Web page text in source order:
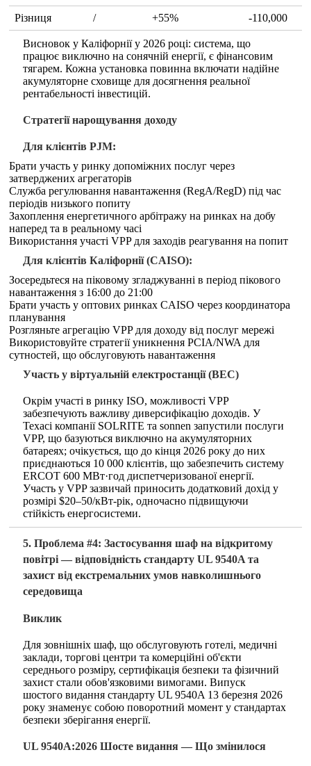
Різниця / +55% -110,000
Висновок у Каліфорнії у 2026 році: система, що
працює виключно на сонячній енергії, є фінансовим
тягарем. Кожна установка повинна включати надійне
акумуляторне сховище для досягнення реальної
рентабельності інвестицій.
Стратегії нарощування доходу
Для клієнтів PJM:
Брати участь у ринку допоміжних послуг через
затверджених агрегаторів
Служба регулювання навантаження (RegA/RegD) під час
періодів низького попиту
Захоплення енергетичного арбітражу на ринках на добу
наперед та в реальному часі
Використання участі VPP для заходів реагування на попит
Для клієнтів Каліфорнії (CAISO):
Зосередьтеся на піковому згладжуванні в період пікового
навантаження з 16:00 до 21:00
Брати участь у оптових ринках CAISO через координатора
планування
Розгляньте агрегацію VPP для доходу від послуг мережі
Використовуйте стратегії уникнення PCIA/NWA для
сутностей, що обслуговують навантаження
Участь у віртуальній електростанції (ВЕС)
Окрім участі в ринку ISO, можливості VPP
забезпечують важливу диверсифікацію доходів. У
Техасі компанії SOLRITE та sonnen запустили послуги
VPP, що базуються виключно на акумуляторних
батареях; очікується, що до кінця 2026 року до них
приєднаються 10 000 клієнтів, що забезпечить систему
ERCOT 600 МВт·год диспетчеризованої енергії.
Участь у VPP зазвичай приносить додатковий дохід у
розмірі $20–50/кВт-рік, одночасно підвищуючи
стійкість енергосистеми.
5. Проблема #4: Застосування шаф на відкритому
повітрі — відповідність стандарту UL 9540A та
захист від екстремальних умов навколишнього
середовища
Виклик
Для зовнішніх шаф, що обслуговують готелі, медичні
заклади, торгові центри та комерційні об'єкти
середнього розміру, сертифікація безпеки та фізичний
захист стали обов'язковими вимогами. Випуск
шостого видання стандарту UL 9540A 13 березня 2026
року знаменує собою поворотний момент у стандартах
безпеки зберігання енергії.
UL 9540A:2026 Шосте видання — Що змінилося